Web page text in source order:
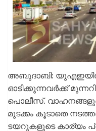
അബുദാബി:
ഓടിക്കുന്നവര്‍ക്ക്
പൊലീസ്.
മുടക്കം കൂടാതെ
ടയറുകളുടെ കാര്യം